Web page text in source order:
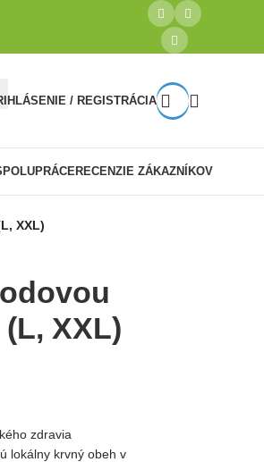
/ REGISTRÁCIA
RECENZIE ZÁKAZNÍKOV
XXL)
XXL)
zdravia
lokálny krvný obeh v